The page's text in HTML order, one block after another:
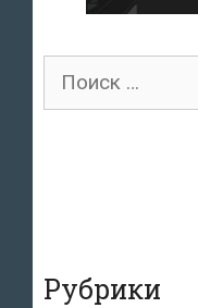
Поиск
Рубрики